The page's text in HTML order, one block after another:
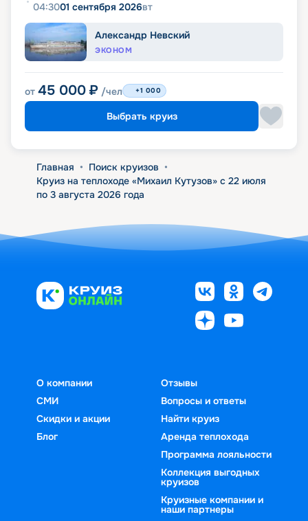
04:3001 сентября 2026вт
Александр Невский
ЭКОНОМ
от 45 000 ₽ /чел +1 000
Выбрать круиз
Главная • Поиск круизов •
Круиз на теплоходе «Михаил Кутузов» с 22 июля
по 3 августа 2026 года
О компании
СМИ
Скидки и акции
Блог
Отзывы
Вопросы и ответы
Найти круиз
Аренда теплохода
Программа лояльности
Коллекция выгодных
круизов
Круизные компании и
наши партнеры